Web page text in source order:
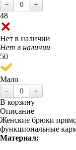
48
Нет в наличии
Нет в наличии
50
Мало
В корзину
Описание
Женские брюки
функциональные
Материал: